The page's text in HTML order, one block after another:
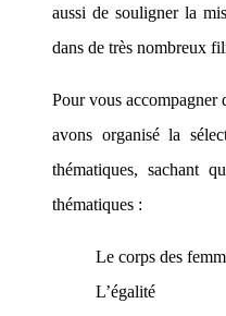
aussi de souligner la
dans de très nombreux
Pour vous accompagner
avons organisé la
thématiques, sachant
thématiques :
Le corps des
L’égalité